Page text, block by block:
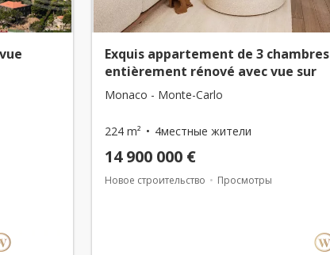
Exquis appartement de 3 chambres
entièrement rénové avec vue sur
Monaco - Monte-Carlo
224 m² 4местные жители
14 900 000 €
Новое строительство Просмотры